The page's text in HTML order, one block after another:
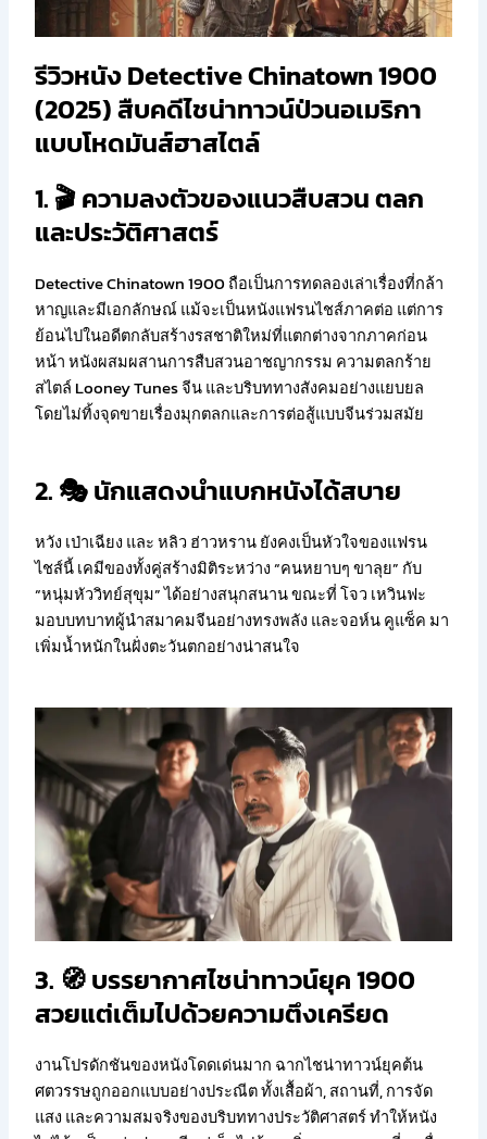
รีวิวหนัง Detective Chinatown 1900
(2025) สืบคดีไชน่าทาวน์ป่วนอเมริกา
แบบโหดมันส์ฮาสไตล์
1. 🎬 ความลงตัวของแนวสืบสวน ตลก
และประวัติศาสตร์
Detective Chinatown 1900 ถือเป็นการทดลองเล่าเรื่องที่กล้า
หาญและมีเอกลักษณ์ แม้จะเป็นหนังแฟรนไชส์ภาคต่อ แต่การ
ย้อนไปในอดีตกลับสร้างรสชาติใหม่ที่แตกต่างจากภาคก่อน
หน้า หนังผสมผสานการสืบสวนอาชญากรรม ความตลกร้าย
สไตล์ Looney Tunes จีน และบริบททางสังคมอย่างแยบยล
โดยไม่ทิ้งจุดขายเรื่องมุกตลกและการต่อสู้แบบจีนร่วมสมัย
2. 🎭 นักแสดงนำแบกหนังได้สบาย
หวัง เป่าเฉียง และ หลิว ฮ่าวหราน ยังคงเป็นหัวใจของแฟรน
ไชส์นี้ เคมีของทั้งคู่สร้างมิติระหว่าง “คนหยาบๆ ขาลุย” กับ
“หนุ่มหัววิทย์สุขุม” ได้อย่างสนุกสนาน ขณะที่ โจว เหวินฟะ
มอบบทบาทผู้นำสมาคมจีนอย่างทรงพลัง และจอห์น คูแซ็ค มา
เพิ่มน้ำหนักในฝั่งตะวันตกอย่างน่าสนใจ
3. 🧭 บรรยากาศไชน่าทาวน์ยุค 1900
สวยแต่เต็มไปด้วยความตึงเครียด
งานโปรดักชันของหนังโดดเด่นมาก ฉากไชน่าทาวน์ยุคต้น
ศตวรรษถูกออกแบบอย่างประณีต ทั้งเสื้อผ้า, สถานที่, การจัด
แสง และความสมจริงของบริบททางประวัติศาสตร์ ทำให้หนัง